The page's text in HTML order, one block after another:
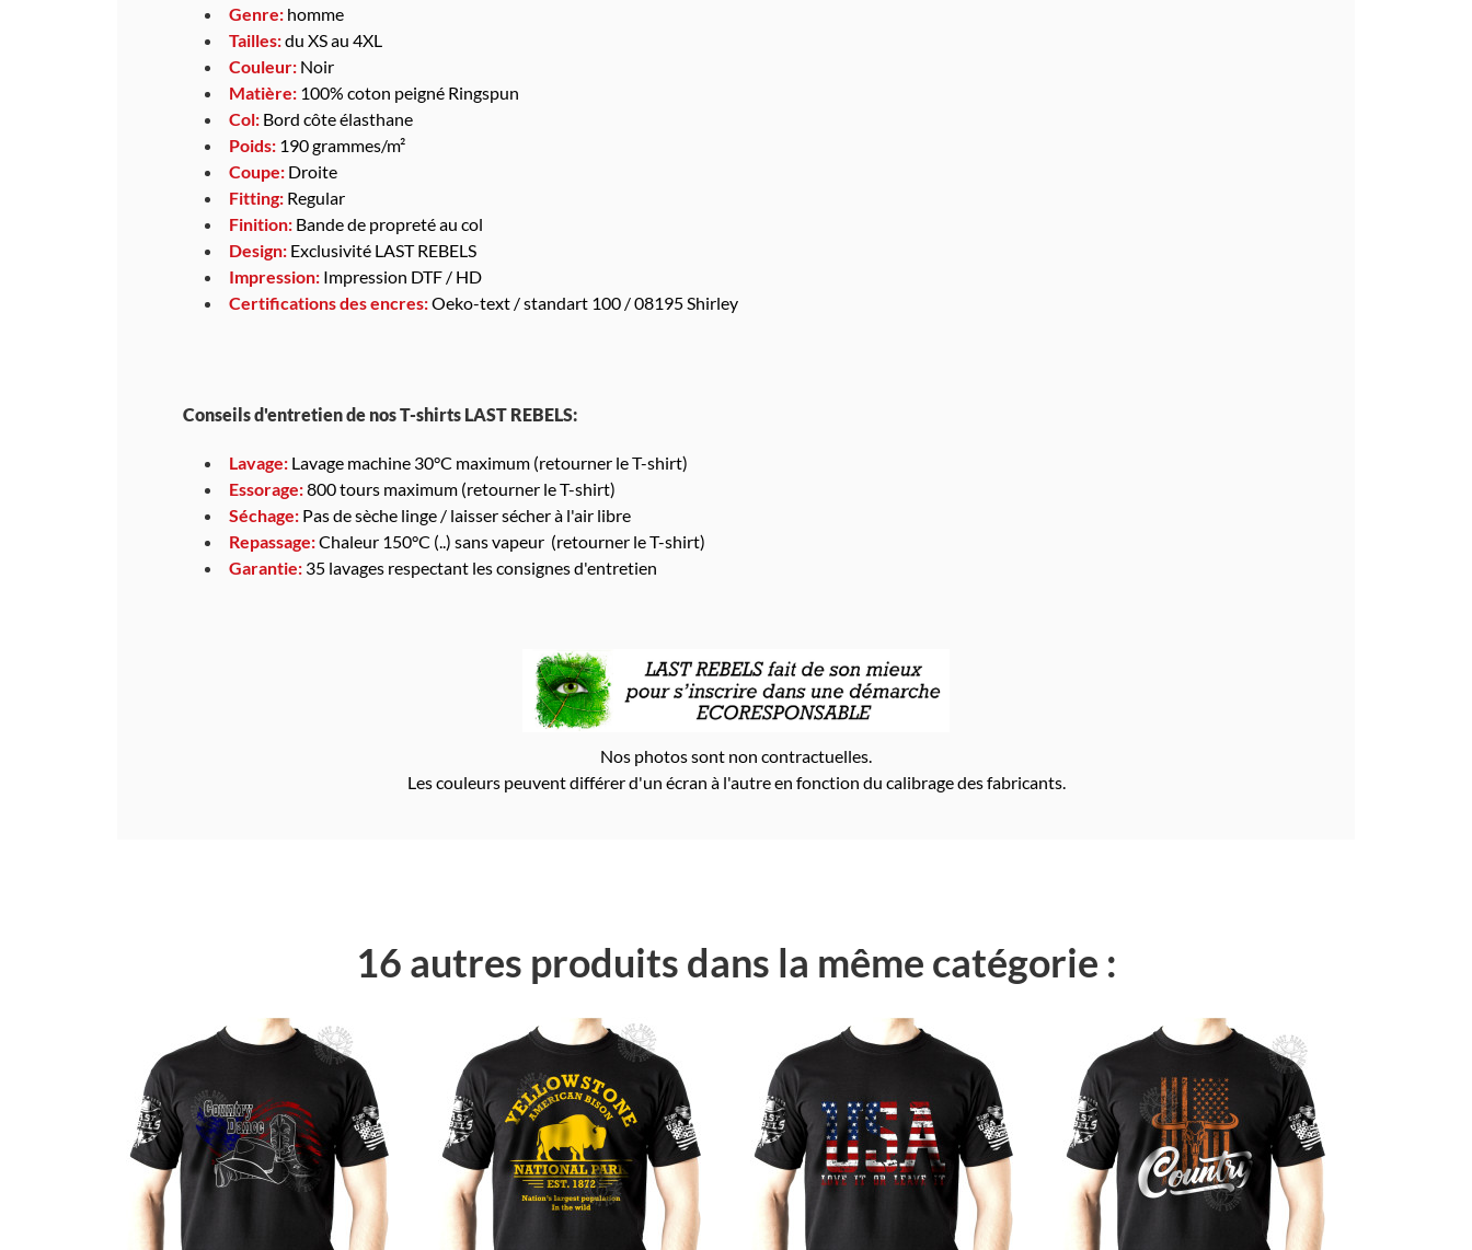
Genre: homme
Tailles:du XS au 4XL
Couleur: Noir
Matière: 100% coton peigné Ringspun
Col: Bord côte élasthane
Poids: 190 grammes/m²
Coupe: Droite
Fitting: Regular
Finition: Bande de propreté au col
Design: Exclusivité LAST REBELS
Impression: Impression DTF / HD
Certifications des encres:Oeko-text / standart 100 / 08195 Shirley
Conseils d'entretien de nos T-shirts LAST REBELS:
Lavage: Lavage machine 30°C maximum (retourner le T-shirt)
Essorage:800 tours maximum (retourner le T-shirt)
Séchage: Pas de sèche linge / laisser sécher à l'air libre
Repassage:Chaleur 150°C (..) sans vapeur (retourner le T-shirt)
Garantie: 35 lavages respectant les consignes d'entretien
Nos photos sont non contractuelles.
Les couleurs peuvent différer d'un écran à l'autre en fonction du calibrage des fabricants.
16 autres produits dans la même catégorie :